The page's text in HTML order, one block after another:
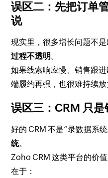
误区二：先把订单
说
现实里，很多增长问题不
过程不透明。
如果线索响应慢、销售跟
端履约再强，也很难持续放
误区三：CRM 只
好的 CRM 不是“录数据系
统。
Zoho CRM 这类平台的价
在于：